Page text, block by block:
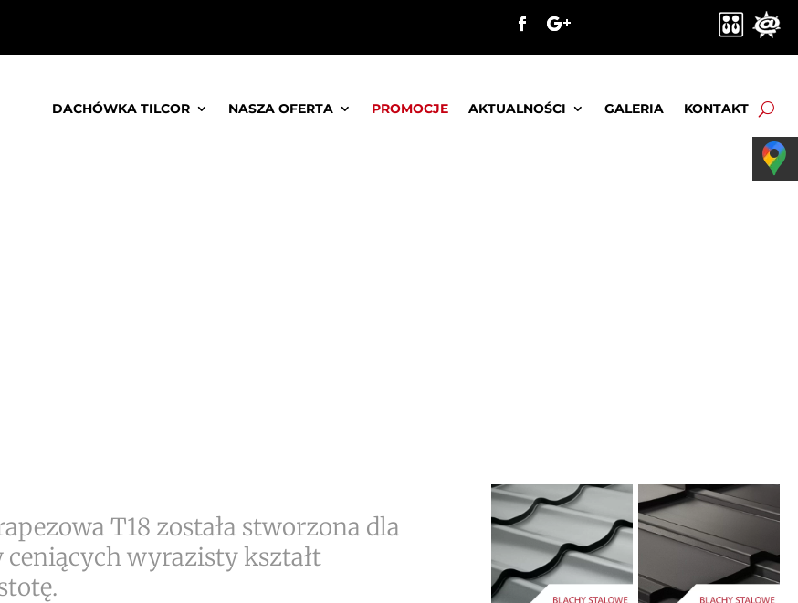
DACHÓWKA TILCOR NASZA OFERTA PROMOCJE AKTUALNOŚCI GALERIA KONTAKT
T18 została stworzona dla
wyrazisty kształt